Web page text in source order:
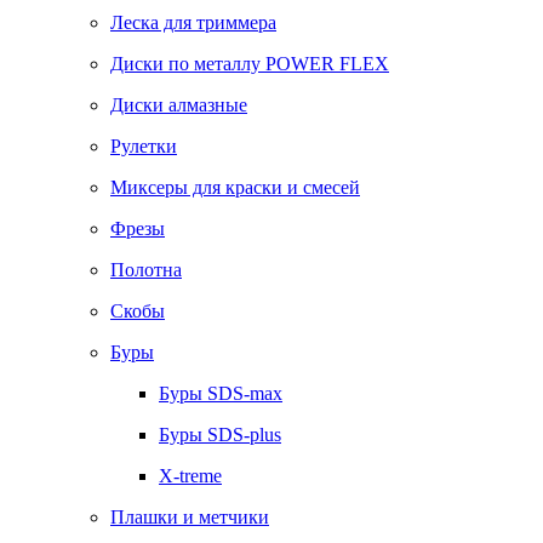
Леска для триммера
Диски по металлу POWER FLEX
Диски алмазные
Рулетки
Миксеры для краски и смесей
Фрезы
Полотна
Скобы
Буры
Буры SDS-max
Буры SDS-plus
X-treme
Плашки и метчики